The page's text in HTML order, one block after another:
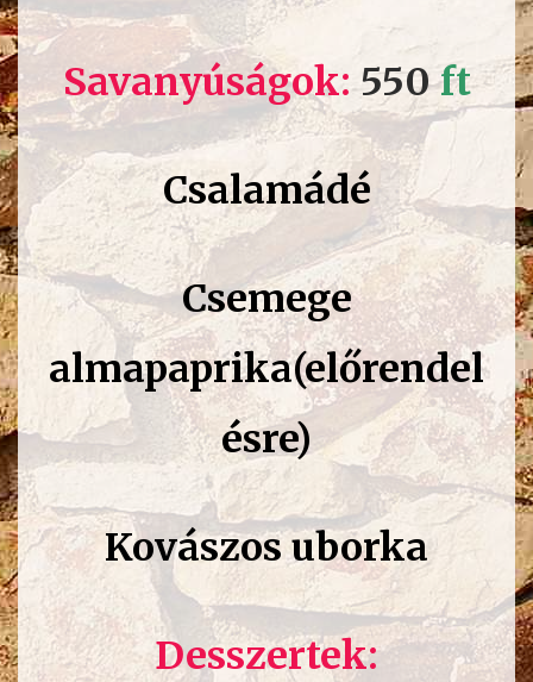
Savanyúságok:550ft
Csalamádé
Csemege
almapaprika(előrendel
ésre)
Kovászos uborka
Desszertek: